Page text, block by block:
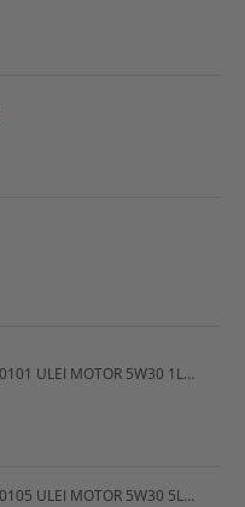
A000989970101 ULEI MOTOR 5W30 1L MERCEDES
A000989970105 ULEI MOTOR 5W30 5L MERCEDES